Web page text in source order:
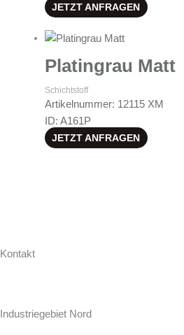
JETZT ANFRAGEN
Platingrau Matt
Schichtstoff
Artikelnummer: 12115 XM
ID: A161P
JETZT ANFRAGEN
Kontakt
Industriegebiet Nord